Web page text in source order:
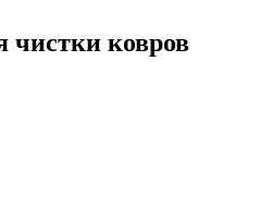
чистки ковров